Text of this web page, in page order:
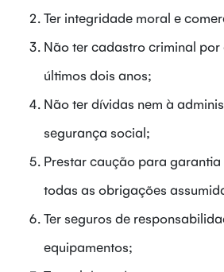
Ter integridade moral e
Não ter cadastro criminal
últimos dois anos;
Não ter dívidas nem à
segurança social;
Prestar caução para
todas as obrigações
Ter seguros de
equipamentos;